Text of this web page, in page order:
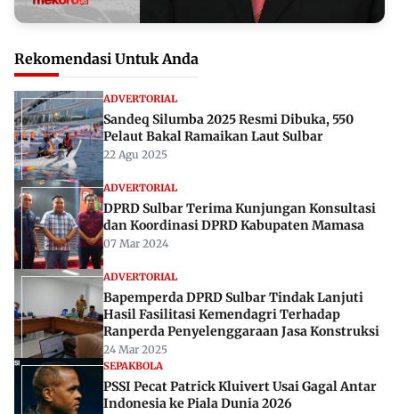
Rekomendasi Untuk Anda
ADVERTORIAL
Sandeq Silumba 2025 Resmi Dibuka, 550
Pelaut Bakal Ramaikan Laut Sulbar
22 Agu 2025
ADVERTORIAL
DPRD Sulbar Terima Kunjungan Konsultasi
dan Koordinasi DPRD Kabupaten Mamasa
07 Mar 2024
ADVERTORIAL
Bapemperda DPRD Sulbar Tindak Lanjuti
Hasil Fasilitasi Kemendagri Terhadap
Ranperda Penyelenggaraan Jasa Konstruksi
24 Mar 2025
SEPAKBOLA
PSSI Pecat Patrick Kluivert Usai Gagal Antar
Indonesia ke Piala Dunia 2026